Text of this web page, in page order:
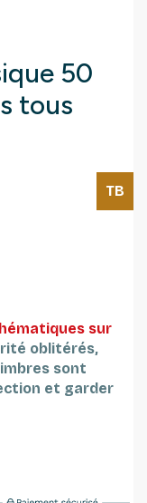
50
tous
TB
sur
oblitérés,
sont
et garder